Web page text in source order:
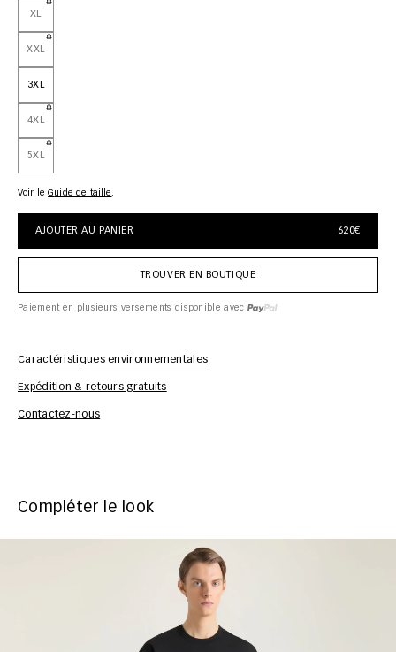
XL
XXL
3XL
4XL
5XL
Voir le guide de taille
AJOUTER AU PANIER 620€
TROUVER EN BOUTIQUE
Paiement en plusieurs versements disponible avec
Caractéristiques environnementales
Expédition & retours gratuits
Contactez-nous
Compléter le look